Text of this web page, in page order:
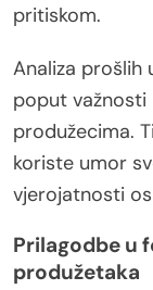
pritiskom.
Analiza prošlih
poput važnosti
produžecima.
koriste umor
vjerojatnosti
Prilagodbe u
produžetaka